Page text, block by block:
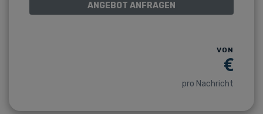
ANGEBOT ANFRAGEN
VON
€
pro Nachricht